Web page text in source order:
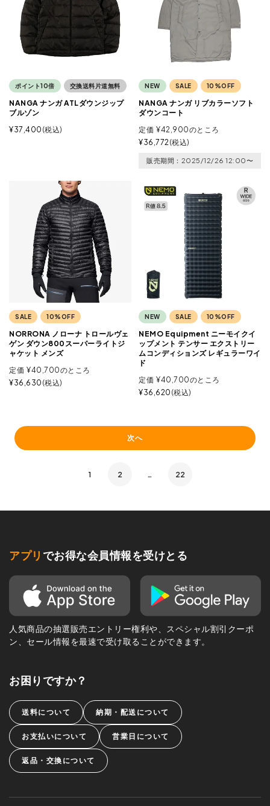
ポイント10倍 交換送料片道無料
NANGA ナンガ ATLダウンジップ
ブルゾン
¥37,400 税込
NEW SALE 10%OFF
NANGA ナンガ リブカラーソフト
ダウンコート
定価 ¥42,900のところ
¥36,772 税込
販売期間 2025/12/26 12:00 〜
SALE 10%OFF
NORRONA ノローナ トロールヴェ
ゲン ダウン800スーパーライトジ
ャケット メンズ
定価 ¥40,700のところ
¥36,630 税込
NEW SALE 10%OFF
NEMO Equipment ニーモイクイ
ップメント テンサー エクストリー
ムコンディションズ レギュラーワイ
ド
定価 ¥40,700のところ
¥36,620 税込
次へ
1 2 … 22
アプリ でお得な会員情報を受けとる
人気商品の抽選販売エントリー権利や、スペシャル割引クーポ
ン、セール情報を最速で受け取ることができます。
お困りですか？
送料について 納期・配送について
お支払いについて 営業日について
返品・交換について